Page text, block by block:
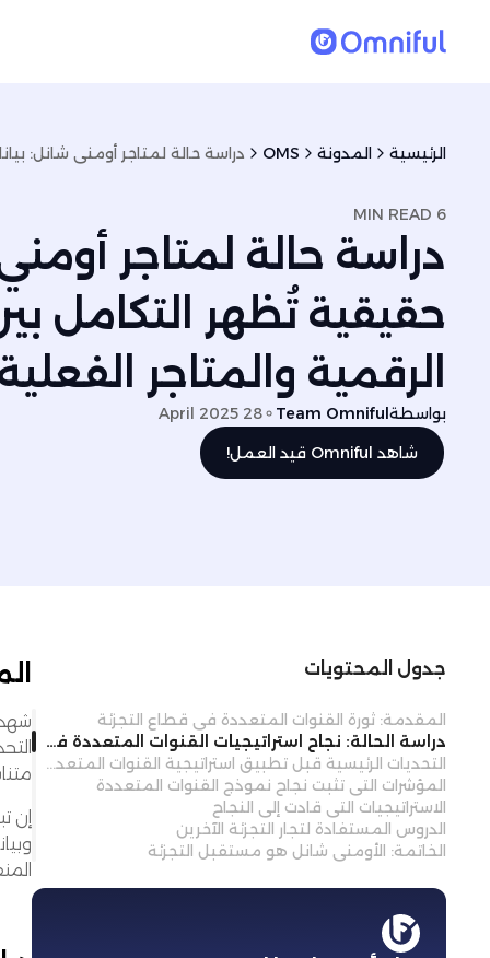
الرئيسية المدونة OMS
6 MIN READ
دراسة حالة لمتاجر
حقيقية تُظهر التكامل
الرقمية والمتاجر
بواسطةTeam Omniful
28 April 2025
شاهد Omniful قيد العمل!
جدول المحتويات
المقدمة: ثورة القنوات المتعددة في قطاع التجزئة
دراسة الحالة: نجاح استراتيجيات القنوات المتعددة في التجزئة
التحديات الرئيسية قبل تطبيق استراتيجية القنوات المتعددة
المؤشرات التي تثبت نجاح نموذج القنوات المتعددة
الاستراتيجيات التي قادت إلى النجاح
الدروس المستفادة لتجار التجزئة الآخرين
الخاتمة: الأومني شانل هو مستقبل التجزئة
شهد
إن